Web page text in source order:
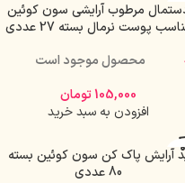
مرطوب آرایشی سون کوئین
پوست نرمال بسته 27 عددی
محصول موجود است
105,000تومان
افزودن به سبد خرید
آرایش پاک کن سون کوئین بسته
80 عددی